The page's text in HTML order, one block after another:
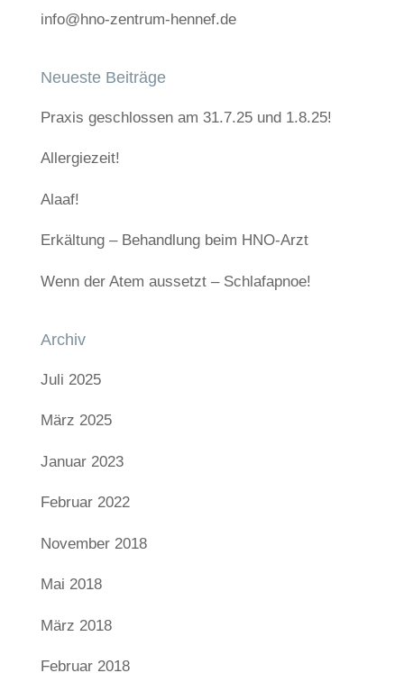
info@hno-zentrum-hennef.de
Neueste Beiträge
Praxis geschlossen am 31.7.25 und 1.8.25!
Allergiezeit!
Alaaf!
Erkältung – Behandlung beim HNO-Arzt
Wenn der Atem aussetzt – Schlafapnoe!
Archiv
Juli 2025
März 2025
Januar 2023
Februar 2022
November 2018
Mai 2018
März 2018
Februar 2018